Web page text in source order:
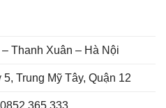
Thanh Xuân – Hà Nội
Trung Mỹ Tây, Quận 12